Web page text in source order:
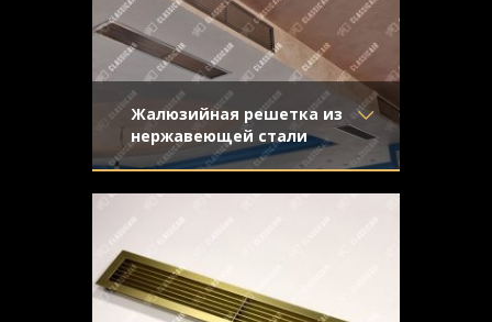
Жалюзийная решетка из
нержавеющей стали
Материал- Нержавеющая
сталь
нержавейка
Узор-
Конструкция- Жалюзи
направленная шлифовка